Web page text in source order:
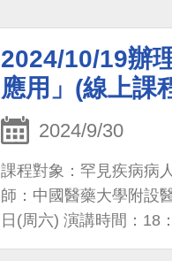
2024/10/19辦
應用」(線上課
2024/9/30
課程對象：罕見疾病病
師：中國醫藥大學附設
日(周六) 演講時間：18
遲緩之應用」